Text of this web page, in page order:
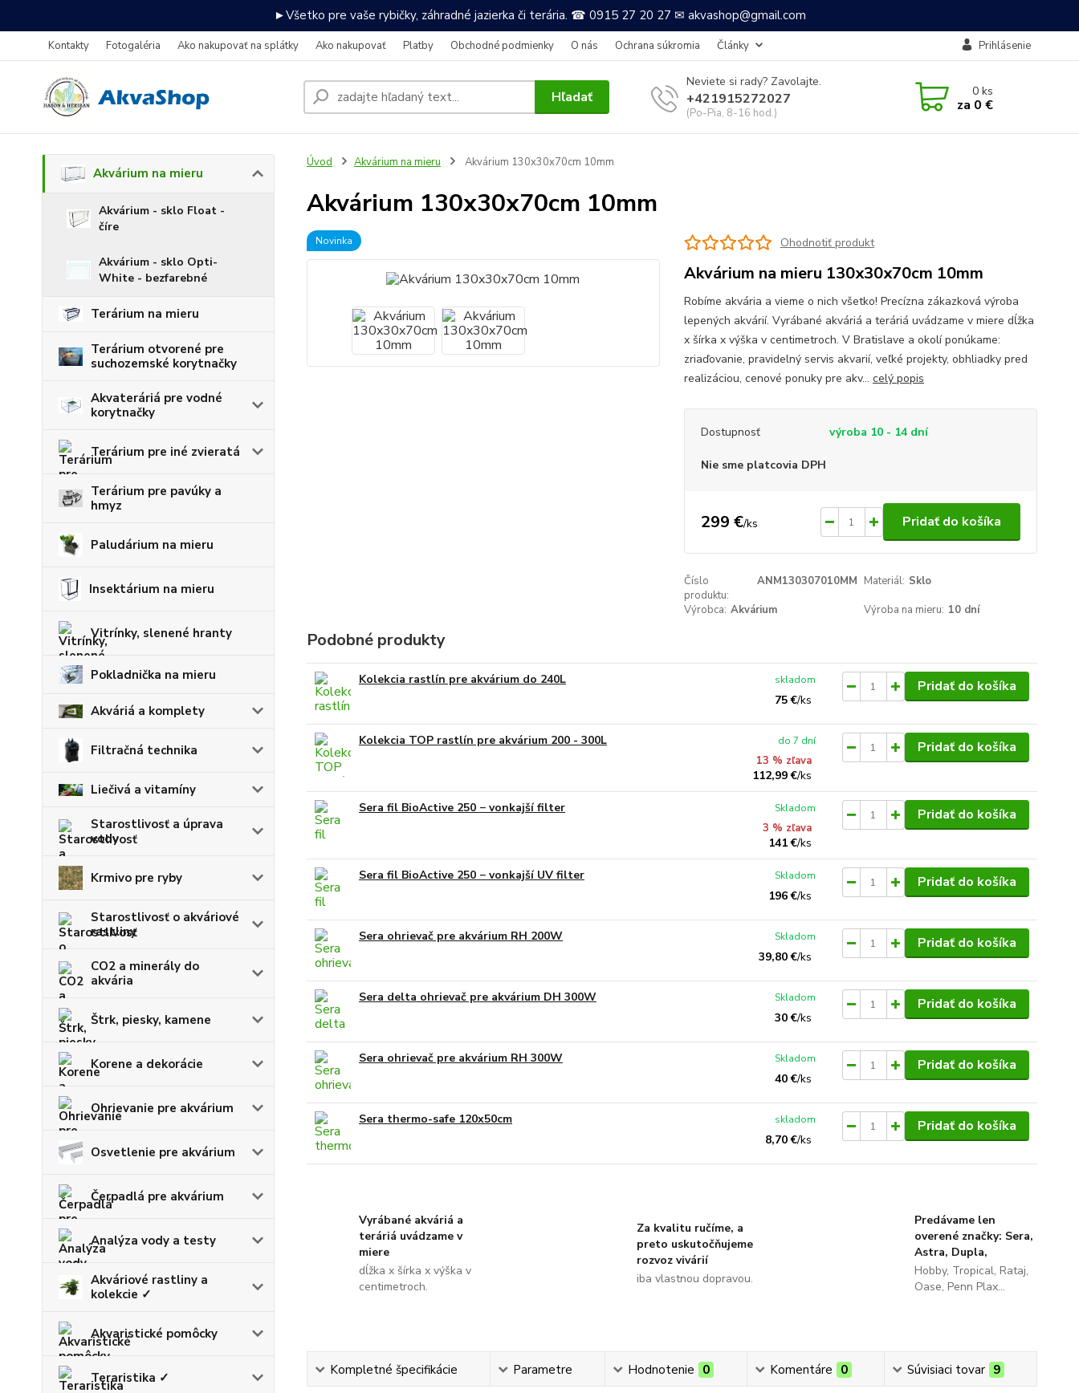
►Všetko pre vaše rybičky, záhradné jazierka či terária. ☎ 0915 27 20 27 ✉ akvashop@gmail.com
Kontakty Fotogaléria Ako nakupovať na splátky Ako nakupovať Platby Obchodné podmienky O nás Ochrana súkromia Články Prihlásenie
Hľadať
Neviete si rady? Zavolajte.
+421915272027
(Po-Pia, 8-16 hod.)
0ks
za 0 €
Akvárium na mieru
Akvárium - sklo Float -
číre
Akvárium - sklo Opti-
White - bezfarebné
Terárium na mieru
Terárium otvorené pre
suchozemské korytnačky
Akvateráriá pre vodné
korytnačky
Terárium pre iné zvieratá
Terárium pre pavúky a
hmyz
Paludárium na mieru
Insektárium na mieru
Vitrínky, slenené hranty
Pokladnička na mieru
Akváriá a komplety
Filtračná technika
Liečivá a vitamíny
Starostlivosť a úprava
vody
Krmivo pre ryby
Starostlivosť o akváriové
rastliny
CO2 a minerály do
akvária
Štrk, piesky, kamene
Korene a dekorácie
Ohrievanie pre akvárium
Osvetlenie pre akvárium
Čerpadlá pre akvárium
Analýza vody a testy
Akváriové rastliny a
kolekcie ✓
Akvaristické pomôcky
Teraristika ✓
Úvod Akvárium na mieru Akvárium 130x30x70cm 10mm
Akvárium 130x30x70cm 10mm
Novinka Ohodnotiť produkt
Akvárium na mieru 130x30x70cm 10mm
Robíme akvária a vieme o nich všetko! Precízna zákazková výroba
lepených akvárií. Vyrábané akváriá a teráriá uvádzame v miere dĺžka
x šírka x výška v centimetroch. V Bratislave a okolí ponúkame:
zriaďovanie, pravidelný servis akvarií, veľké projekty, obhliadky pred
realizáciou, cenové ponuky pre akv... celý popis
Dostupnosť výroba 10 - 14 dní
Nie sme platcovia DPH
299 €/ks Pridať do košíka
Číslo
produktu:
ANM130307010MM Materiál: Sklo
Výrobca: Akvárium Výroba na mieru: 10 dní
Podobné produkty
Kolekcia rastlín pre akvárium do 240L
75 €/ks
skladom Pridať do košíka
Kolekcia TOP rastlín pre akvárium 200 - 300L
13 % zľava
112,99 €/ks
do 7 dní Pridať do košíka
Sera fil BioActive 250 − vonkajší filter
3 % zľava
141 €/ks
Skladom Pridať do košíka
Sera fil BioActive 250 − vonkajší UV filter
196 €/ks
Skladom Pridať do košíka
Sera ohrievač pre akvárium RH 200W
39,80 €/ks
Skladom Pridať do košíka
Sera delta ohrievač pre akvárium DH 300W
30 €/ks
Skladom Pridať do košíka
Sera ohrievač pre akvárium RH 300W
40 €/ks
Skladom Pridať do košíka
Sera thermo-safe 120x50cm
8,70 €/ks
skladom Pridať do košíka
Vyrábané akváriá a
teráriá uvádzame v
miere
dĺžka x šírka x výška v
centimetroch.
Za kvalitu ručíme, a
preto uskutočňujeme
rozvoz vivárií
iba vlastnou dopravou.
Predávame len
overené značky: Sera,
Astra, Dupla,
Hobby, Tropical, Rataj,
Oase, Penn Plax...
Kompletné špecifikácie Parametre Hodnotenie 0 Komentáre 0 Súvisiaci tovar 9